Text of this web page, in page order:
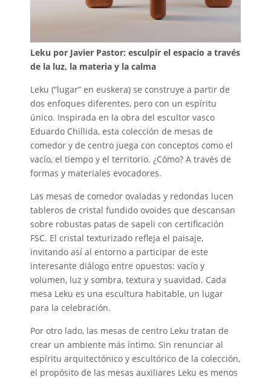
Leku por Javier Pastor: esculpir el espacio a través
de la luz, la materia y la calma
Leku (“lugar” en euskera) se construye a partir de
dos enfoques diferentes, pero con un espíritu
único. Inspirada en la obra del escultor vasco
Eduardo Chillida, esta colección de mesas de
comedor y de centro juega con conceptos como el
vacío, el tiempo y el territorio. ¿Cómo? A través de
formas y materiales evocadores.
Las mesas de comedor ovaladas y redondas lucen
tableros de cristal fundido ovoides que descansan
sobre robustas patas de sapeli con certificación
FSC. El cristal texturizado refleja el paisaje,
invitando así al entorno a participar de este
interesante diálogo entre opuestos: vacío y
volumen, luz y sombra, textura y suavidad. Cada
mesa Leku es una escultura habitable, un lugar
para la celebración.
Por otro lado, las mesas de centro Leku tratan de
crear un ambiente más íntimo. Sin renunciar al
espíritu arquitectónico y escultórico de la colección,
el propósito de las mesas auxiliares Leku es menos